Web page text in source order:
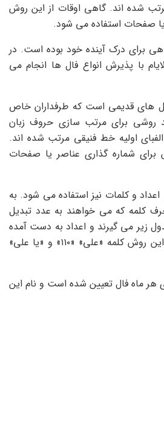
شده اند. گاهی اوقات از این روش
یا صفحات استفاده می شود.
برای درک آینده خود بوده است. در
با پذیرش انواع فال ها انجام می
های قدیمی است که طرفداران خاص
روشی برای مرتب سازی حروف زبان
اولیه خط فنیقی مرتب شده اند.
شماره گذاری عناصر یا صفحات
اعداد و کلمات نیز استفاده می شود. به
کلمه که می خواهند به عدد تبدیل
زیر می گیرند و اعداد به دست آمده
را جمع می کنند. مثلاً در این روش کلمه «علی» «۱۱۰» و «یا علی»
هر ماه فال تعیین شده است و نام این